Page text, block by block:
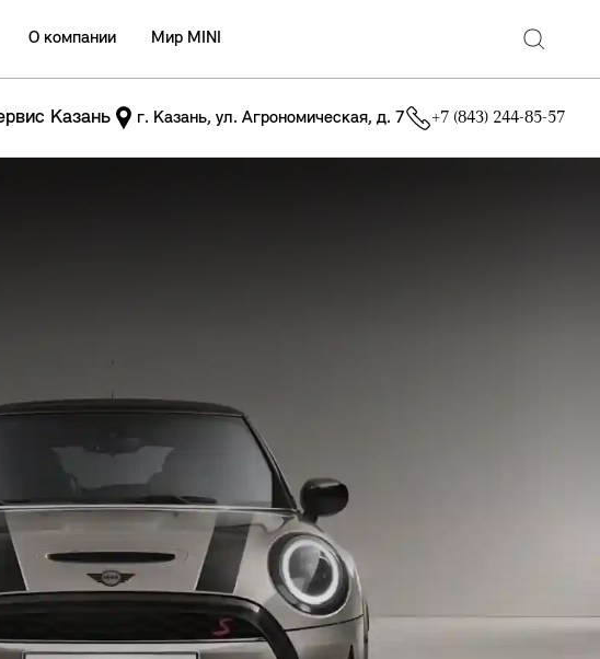
Казань г. Казань, ул. Агрономическая, д. 7 +7 (843) 244-85-57
О компании Мир MINI